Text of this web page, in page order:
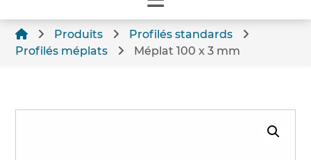
Produits
Profilés standards
Profilés méplats
Méplat 100 x 3 mm